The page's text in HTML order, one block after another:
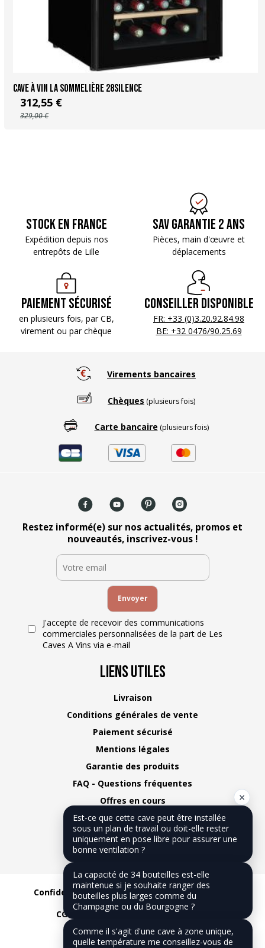
Cave à vin La Sommelière 28SILENCE
312,55 €
329,00 €
Stock en France
Expédition depuis nos
entrepôts de Lille
SAV Garantie 2 ans
Pièces, main d'œuvre et
déplacements
Paiement sécurisé
en plusieurs fois, par CB,
virement ou par chèque
Conseiller disponible
FR: +33 (0)3.20.92.84.98
BE: +32 0476/90.25.69
Virements bancaires
Chèques (plusieurs fois)
Carte bancaire (plusieurs fois)
Restez informé(e) sur nos actualités, promos et
nouveautés, inscrivez-vous !
J'accepte de recevoir des communications
commerciales personnalisées de la part de Les
Caves A Vins via e-mail
Liens Utiles
Livraison
Conditions générales de vente
Paiement sécurisé
Mentions légales
Garantie des produits
FAQ - Questions fréquentes
Offres en cours
Plan du site
Nous contacter
Notre blog
Confidentialité Mentions légales
CGV
CGU
Dilios Interactive
×
Est-ce que cette cave peut être installée
sous un plan de travail ou doit-elle rester
uniquement en pose libre pour assurer une
bonne ventilation ?
La capacité de 34 bouteilles est-elle
maintenue si je souhaite ranger des
bouteilles plus larges comme du
Champagne ou du Bourgogne ?
Comme il s'agit d'une cave à zone unique,
quelle température me conseillez-vous de